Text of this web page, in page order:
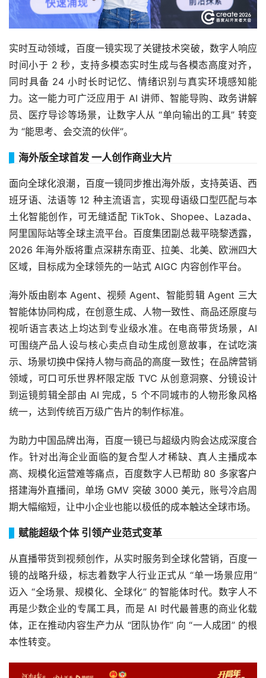
实时互动领域，百度一镜实现了关键技术突破，数字人响应
时间小于 2 秒，支持多模态实时生成与各模态高度对齐，
同时具备 24 小时长时记忆、情绪识别与真实环境感知能
力。这一能力可广泛应用于 AI 讲师、智能导购、政务讲解
员、医疗导诊等场景，让数字人从 “单向输出的工具” 转变
为 “能思考、会交流的伙伴”。
海外版全球首发 一人创作商业大片
面向全球化浪潮，百度一镜同步推出海外版，支持英语、西
班牙语、法语等 12 种主流语言，实现母语级口型匹配与本
土化智能创作，可无缝适配 TikTok、Shopee、Lazada、
阿里国际站等全球主流平台。百度集团副总裁平晓黎透露，
2026 年海外版将重点深耕东南亚、拉美、北美、欧洲四大
区域，目标成为全球领先的一站式 AIGC 内容创作平台。
海外版由剧本 Agent、视频 Agent、智能剪辑 Agent 三大
智能体协同构成，在创意生成、人物一致性、商品还原度与
视听语言表达上均达到专业级水准。在电商带货场景，AI
可围绕产品人设与核心卖点自动生成创意故事，在试吃演
示、场景切换中保持人物与商品的高度一致性；在品牌营销
领域，可口可乐世界杯限定版 TVC 从创意洞察、分镜设计
到运镜剪辑全部由 AI 完成，5 个不同城市的人物形象风格
统一，达到传统百万级广告片的制作标准。
为助力中国品牌出海，百度一镜已与超级内购会达成深度合
作。针对出海企业面临的复合型人才稀缺、真人主播成本
高、规模化运营难等痛点，百度数字人已帮助 80 多家客户
搭建海外直播间，单场 GMV 突破 3000 美元，账号冷启周
期大幅缩短，让中小企业也能以极低的成本触达全球市场。
赋能超级个体 引领产业范式变革
从直播带货到视频创作，从实时服务到全球化营销，百度一
镜的战略升级，标志着数字人行业正式从 “单一场景应用”
迈入 “全场景、规模化、全球化” 的智能体时代。数字人不
再是少数企业的专属工具，而是 AI 时代最普惠的商业化载
体，正在推动内容生产力从 “团队协作” 向 “一人成团” 的根
本性转变。